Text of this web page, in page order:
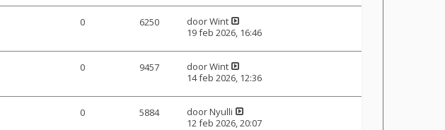
0 6250 doorWint
19 feb 2026, 16:46
0 9457 doorWint
14 feb 2026, 12:36
0 5884 doorNyulli
12 feb 2026, 20:07